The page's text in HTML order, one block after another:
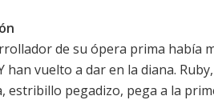
de su ópera prima había
han vuelto a dar en la diana.
estribillo pegadizo, pega a la